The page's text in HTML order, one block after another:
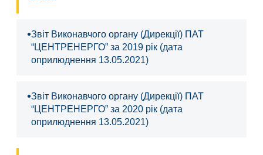
•Звіт Виконавчого органу (Дирекції) ПАТ
“ЦЕНТРЕНЕРГО” за 2019 рік (дата
оприлюднення 13.05.2021)
•Звіт Виконавчого органу (Дирекції) ПАТ
“ЦЕНТРЕНЕРГО” за 2020 рік (дата
оприлюднення 13.05.2021)